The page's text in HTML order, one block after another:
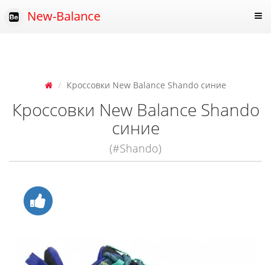
New-Balance
Кроссовки New Balance Shando синие
Кроссовки New Balance Shando
синие
(#Shando)